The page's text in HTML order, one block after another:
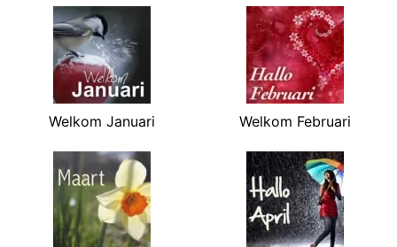
Welkom Januari Welkom Februari